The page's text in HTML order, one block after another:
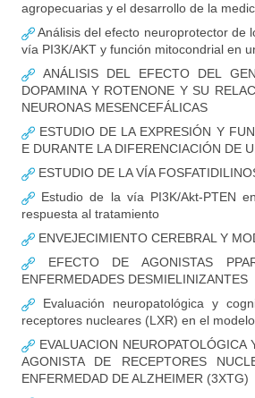
agropecuarias y el desarrollo de la
Análisis del efecto neuroprotector de
vía PI3K/AKT y función mitocondrial en
ANÁLISIS DEL EFECTO DEL
DOPAMINA Y ROTENONE Y SU
NEURONAS MESENCEFÁLICAS
ESTUDIO DE LA EXPRESIÓN Y
E DURANTE LA DIFERENCIACIÓN DE
ESTUDIO DE LA VÍA
Estudio de la vía PI3K/Akt-PTEN
respuesta al tratamiento
ENVEJECIMIENTO CEREBRAL Y
EFECTO DE AGONISTAS
ENFERMEDADES DESMIELINIZANTES
Evaluación neuropatológica y
receptores nucleares (LXR) en el
EVALUACION
AGONISTA DE RECEPTORES
ENFERMEDAD DE ALZHEIMER (3XTG)